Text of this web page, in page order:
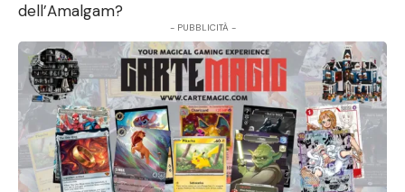
dell’Amalgam?
- PUBBLICITÀ -